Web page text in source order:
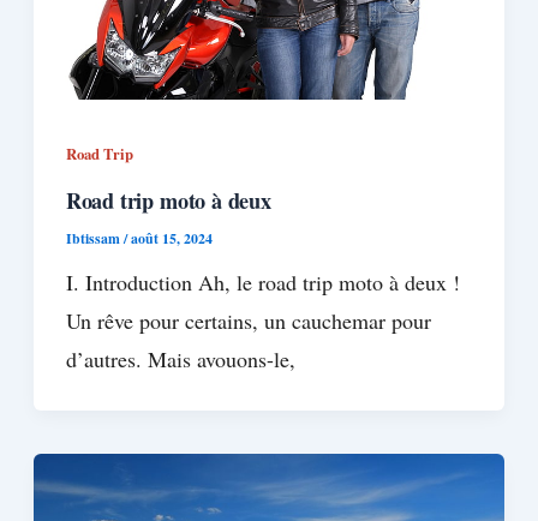
Road Trip
Road trip moto à deux
Ibtissam/août 15, 2024
I. Introduction Ah, le road trip moto à deux !
Un rêve pour certains, un cauchemar pour
d’autres. Mais avouons-le,